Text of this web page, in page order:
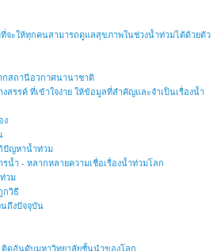
ที่จะให้ทุกคนสามารถดูแลสุขภาพในช่วงน้ำท่วมได้ด้วยตัว
กสถานีอวกาศนานาชาติ
สรรค์ ที่เข้าใจง่าย ให้ข้อมูลที่สำคัญและจำเป็นเรื่องน้ำ
ง
ปัญหาน้ำท่วม
น้ำ - หลากหลายความเชื่อเรื่องน้ำท่วมโลก
วม
กวิธี
ถึงปัจจุบัน
ดอันดับมหาวิทยาลัยชั้นนำของโลก